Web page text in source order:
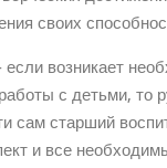
своих
возникает
с детьми, то
сам старший
и все